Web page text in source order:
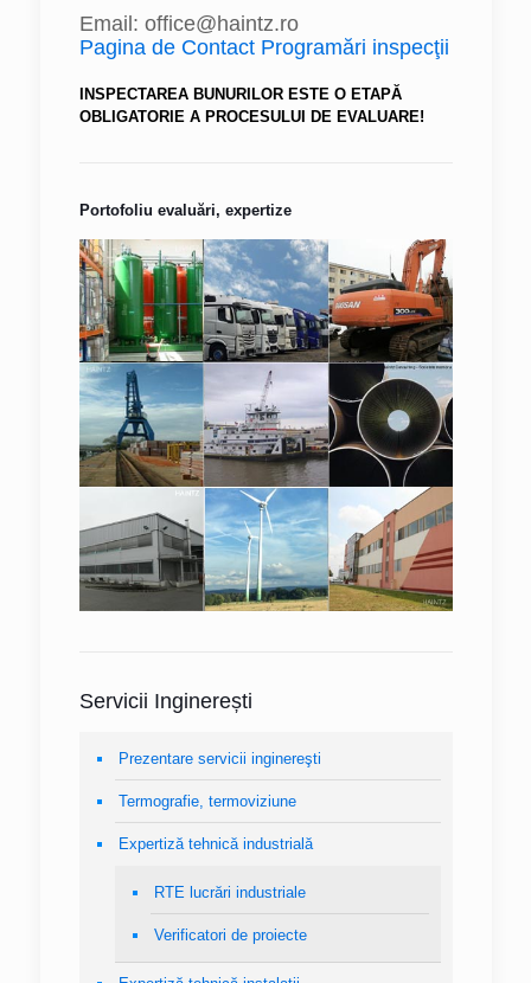
Email: office@haintz.ro
Pagina de Contact Programări inspecţii
INSPECTAREA BUNURILOR ESTE O ETAPĂ
OBLIGATORIE A PROCESULUI DE EVALUARE!
Portofoliu evaluări, expertize
Servicii Inginerești
Prezentare servicii inginereşti
Termografie, termoviziune
Expertiză tehnică industrială
RTE lucrări industriale
Verificatori de proiecte